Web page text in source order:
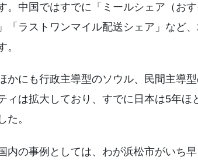
。中国ではすでに「ミールシェア（お
「ラストワンマイル配送シェア」など
。
かにも行政主導型のソウル、民間主導
ィは拡大しており、すでに日本は5年ほ
た。
内の事例としては、わが浜松市がいち